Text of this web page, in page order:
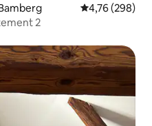
Évaluation
4,76 (298)
2
appréciés